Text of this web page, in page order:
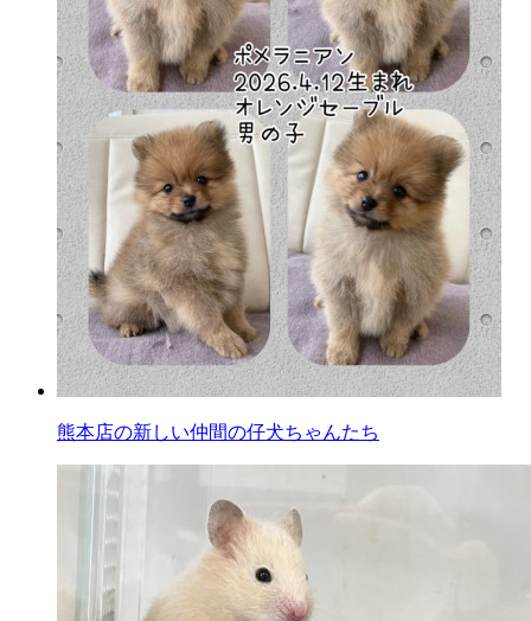
熊本店の新しい仲間の仔犬ちゃんたち